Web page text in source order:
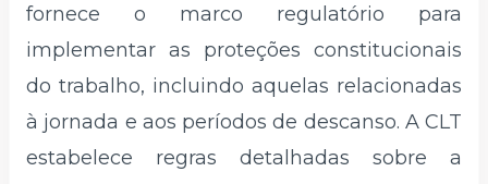
fornece o marco regulatório para
implementar as proteções constitucionais
do trabalho, incluindo aquelas relacionadas
à jornada e aos períodos de descanso. A CLT
estabelece regras detalhadas sobre a